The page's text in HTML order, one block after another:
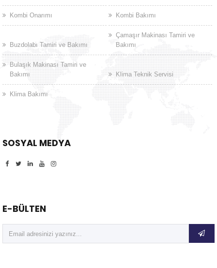
Kombi Onarımı Kombi Bakımı
Buzdolabı Tamiri ve Bakımı
Çamaşır Makinası Tamiri ve
Bakımı
Bulaşık Makinası Tamiri ve
Bakımı
Klima Teknik Servisi
Klima Bakımı
SOSYAL MEDYA
E-BÜLTEN